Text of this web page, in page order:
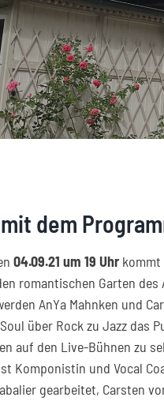
mit dem
04.09.21 um 19 Uhrkommt
romantischen Garten
AnYa Mahnken und
über Rock zu Jazz das
auf den Live-Bühnen zu
Komponistin und Vocal
gearbeitet, Carsten